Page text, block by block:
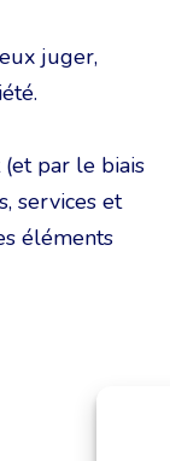
juger,
par le biais
services et
éléments